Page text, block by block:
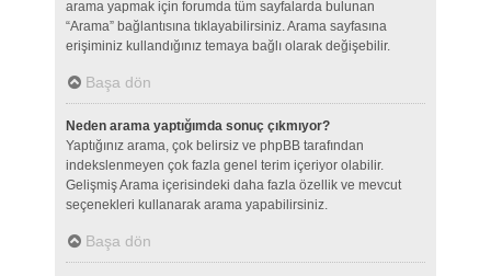
arama yapmak için forumda tüm sayfalarda bulunan
“Arama” bağlantısına tıklayabilirsiniz. Arama sayfasına
erişiminiz kullandığınız temaya bağlı olarak değişebilir.
Başa dön
Neden arama yaptığımda sonuç çıkmıyor?
Yaptığınız arama, çok belirsiz ve phpBB tarafından
indekslenmeyen çok fazla genel terim içeriyor olabilir.
Gelişmiş Arama içerisindeki daha fazla özellik ve mevcut
seçenekleri kullanarak arama yapabilirsiniz.
Başa dön